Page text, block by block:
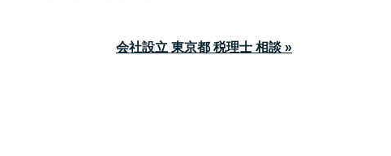
会社設立 東京都 税理士 相談 »